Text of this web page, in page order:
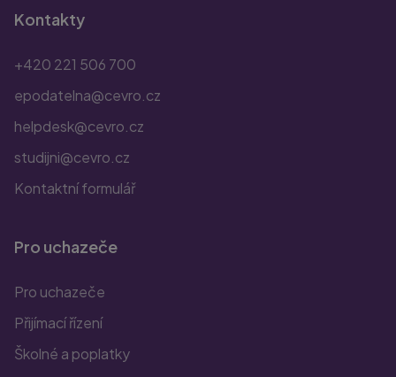
Kontakty
+420 221 506 700
epodatelna@cevro.cz
helpdesk@cevro.cz
studijni@cevro.cz
Kontaktní formulář
Pro uchazeče
Pro uchazeče
Přijímací řízení
Školné a poplatky